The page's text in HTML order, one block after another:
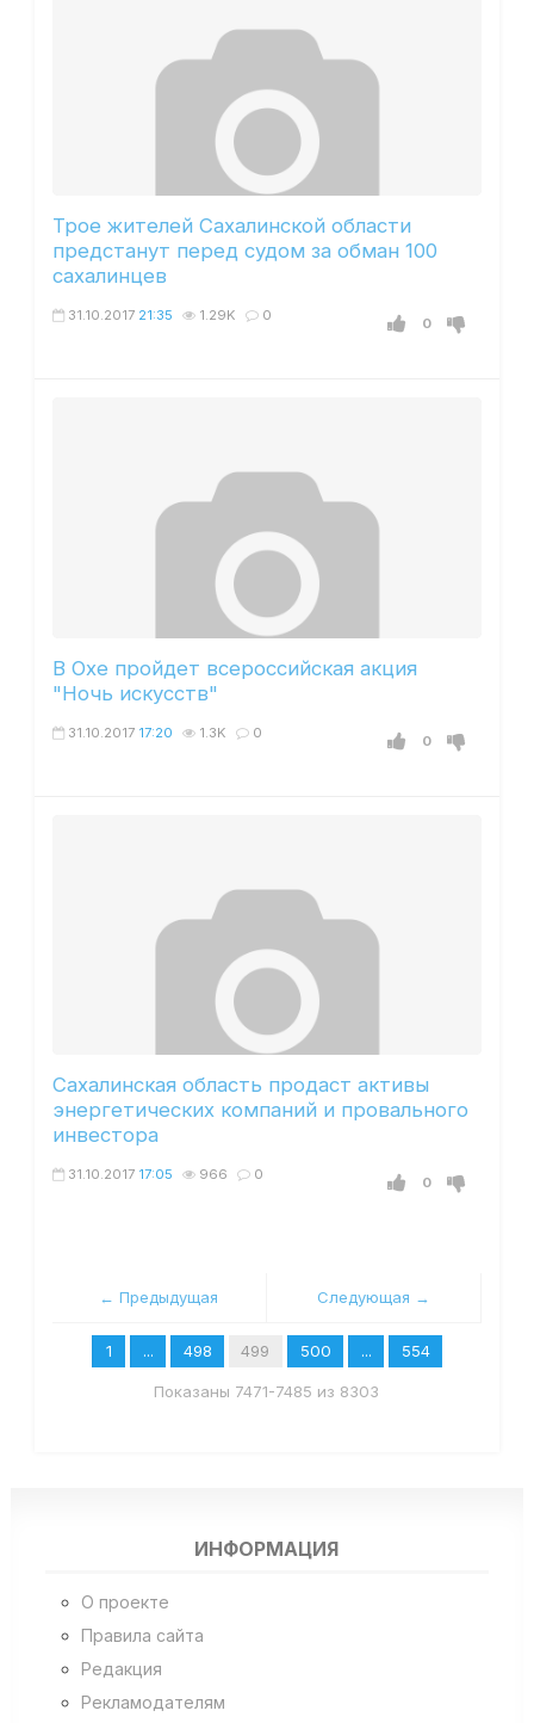
Трое жителей Сахалинской области
предстанут перед судом за обман 100
сахалинцев
0
31.10.2017 21:35 1.29K 0
В Охе пройдет всероссийская акция
"Ночь искусств"
0
31.10.2017 17:20 1.3K 0
Сахалинская область продаст активы
энергетических компаний и провального
инвестора
0
31.10.2017 17:05 966 0
← Предыдущая Следующая →
1 ... 498 499 500 ... 554
Показаны 7471-7485 из 8303
ИНФОРМАЦИЯ
О проекте
Правила сайта
Редакция
Рекламодателям